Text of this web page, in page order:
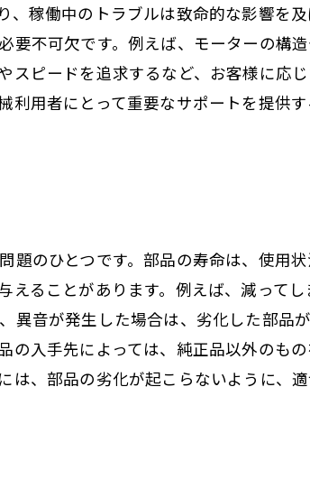
、稼働中のトラブルは致命的な影響を
要不可欠です。例えば、モーターの構
スピードを追求するなど、お客様に応
利用者にとって重要なサポートを提供
題のひとつです。部品の寿命は、使用
ることがあります。例えば、減って
異音が発生した場合は、劣化した部品
の入手先によっては、純正品以外のも
は、部品の劣化が起こらないように、